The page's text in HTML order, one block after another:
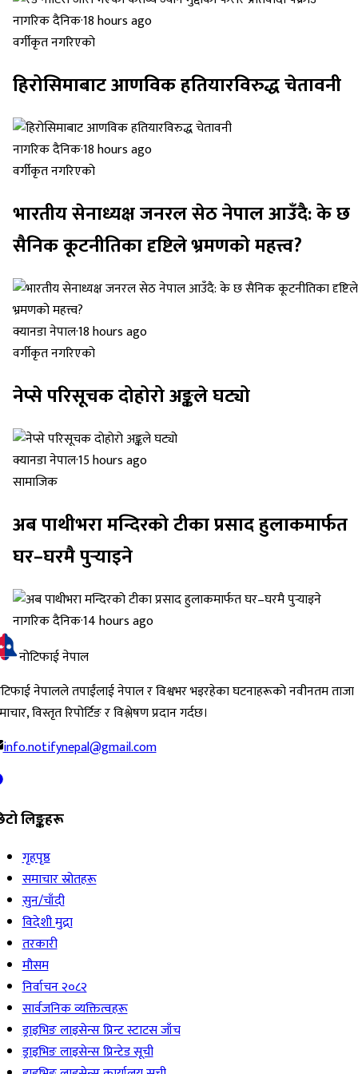
नागरिक दैनिक·18 hours ago
वर्गीकृत नगरिएको
हिरोसिमाबाट आणविक हतियारविरुद्ध चेतावनी
नागरिक दैनिक·18 hours ago
वर्गीकृत नगरिएको
भारतीय सेनाध्यक्ष जनरल सेठ नेपाल आउँदै: के छ
सैनिक कूटनीतिका दृष्टिले भ्रमणको महत्त्व?
क्यानडा नेपाल·18 hours ago
वर्गीकृत नगरिएको
नेप्से परिसूचक दोहोरो अङ्कले घट्यो
क्यानडा नेपाल·15 hours ago
सामाजिक
अब पाथीभरा मन्दिरको टीका प्रसाद हुलाकमार्फत
घर–घरमै पुर्‍याइने
नागरिक दैनिक·14 hours ago
नोटिफाई नेपाल
नेपालले तपाईंलाई नेपाल र विश्वभर भइरहेका घटनाहरूको नवीनतम ताजा
विस्तृत रिपोर्टिङ र विश्लेषण प्रदान गर्दछ।
info.notifynepal@gmail.com
लिङ्कहरू
गृहपृष्ठ
समाचार स्रोतहरू
सुन/चाँदी
विदेशी मुद्रा
तरकारी
मौसम
निर्वाचन २०८२
सार्वजनिक व्यक्तित्वहरू
ड्राइभिङ लाइसेन्स प्रिन्ट स्टाटस जाँच
ड्राइभिङ लाइसेन्स प्रिन्टेड सूची